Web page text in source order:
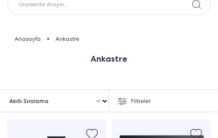
Ürünlerde Arayın...
Anasayfa Ankastre
Ankastre
Filtreler